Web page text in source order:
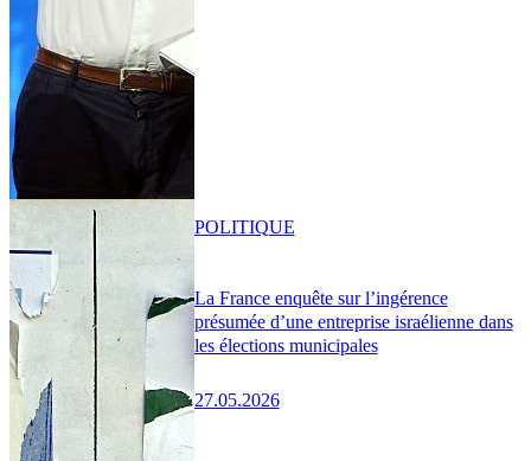
La France enquête sur l’ingérence
présumée d’une entreprise israélienne dans
les élections municipales
27.05.2026
POLITIQUE